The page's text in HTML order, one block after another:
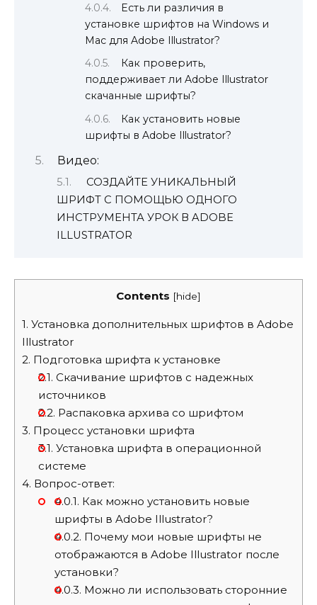
Есть ли различия в
установке шрифтов на Windows и
Mac для Adobe Illustrator?
Как проверить,
поддерживает ли Adobe Illustrator
скачанные шрифты?
Как установить новые
шрифты в Adobe Illustrator?
Видео:
СОЗДАЙТЕ УНИКАЛЬНЫЙ
ШРИФТ С ПОМОЩЬЮ ОДНОГО
ИНСТРУМЕНТА УРОК В ADOBE
ILLUSTRATOR
Contents [hide]
1. Установка дополнительных шрифтов в Adobe
Illustrator
2. Подготовка шрифта к установке
2.1. Скачивание шрифтов с надежных
источников
2.2. Распаковка архива со шрифтом
3. Процесс установки шрифта
3.1. Установка шрифта в операционной
системе
4. Вопрос-ответ:
4.0.1. Как можно установить новые
шрифты в Adobe Illustrator?
4.0.2. Почему мои новые шрифты не
отображаются в Adobe Illustrator после
установки?
4.0.3. Можно ли использовать сторонние